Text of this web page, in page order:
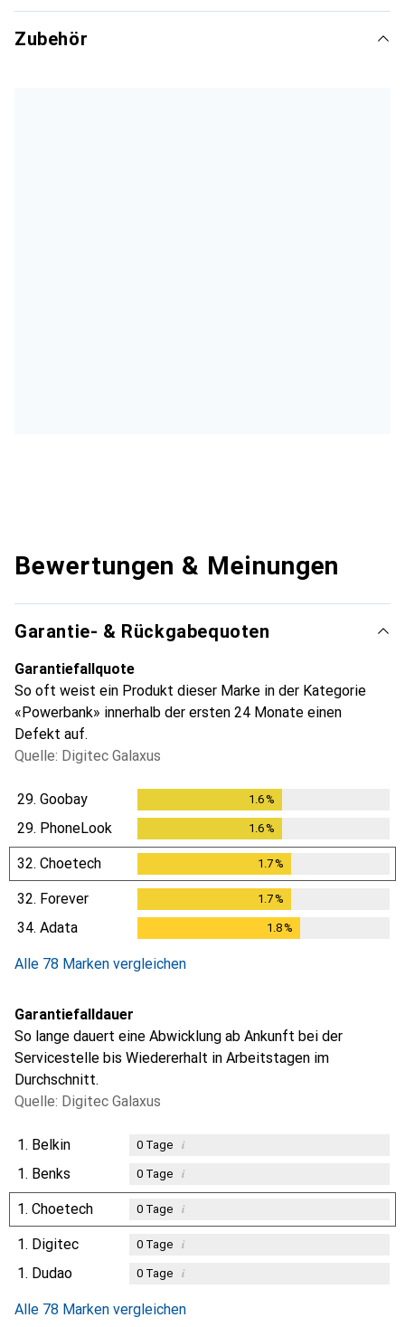
Zubehör
Bewertungen & Meinungen
Garantie- & Rückgabequoten
Garantiefallquote
So oft weist ein Produkt dieser Marke in der Kategorie
«Powerbank» innerhalb der ersten 24 Monate einen
Defekt auf.
Quelle: Digitec Galaxus
29. Goobay 1.6%
29. PhoneLook 1.6%
32. Choetech 1.7%
32. Forever 1.7%
34. Adata 1.8%
Alle 78 Marken vergleichen
Garantiefalldauer
So lange dauert eine Abwicklung ab Ankunft bei der
Servicestelle bis Wiedererhalt in Arbeitstagen im
Durchschnitt.
Quelle: Digitec Galaxus
1. Belkin 0Tage i
1. Benks 0Tage i
1. Choetech 0Tage i
1. Digitec 0Tage i
1. Dudao 0Tage i
Alle 78 Marken vergleichen